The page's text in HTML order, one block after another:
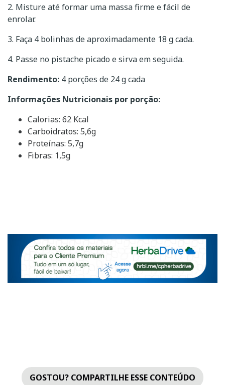
2. Misture até formar uma massa firme e fácil de
enrolar.
3. Faça 4 bolinhas de aproximadamente 18 g cada.
4. Passe no pistache picado e sirva em seguida.
Rendimento: 4 porções de 24 g cada
Informações Nutricionais por porção:
Calorias: 62 Kcal
Carboidratos: 5,6g
Proteínas: 5,7g
Fibras: 1,5g
GOSTOU? COMPARTILHE ESSE CONTEÚDO